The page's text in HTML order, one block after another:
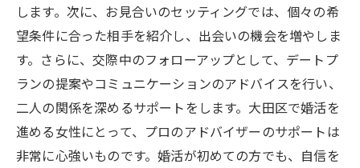
します。次に、お見合いのセッティングでは、個々の希
望条件に合った相手を紹介し、出会いの機会を増やしま
す。さらに、交際中のフォローアップとして、デートプ
ランの提案やコミュニケーションのアドバイスを行い、
二人の関係を深めるサポートをします。大田区で婚活を
進める女性にとって、プロのアドバイザーのサポートは
非常に心強いものです。婚活が初めての方でも、自信を